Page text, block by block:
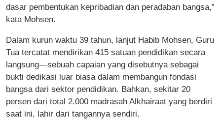
dasar pembentukan kepribadian dan peradaban bangsa,”
kata Mohsen.
Dalam kurun waktu 39 tahun, lanjut Habib Mohsen, Guru
Tua tercatat mendirikan 415 satuan pendidikan secara
langsung—sebuah capaian yang disebutnya sebagai
bukti dedikasi luar biasa dalam membangun fondasi
bangsa dari sektor pendidikan. Bahkan, sekitar 20
persen dari total 2.000 madrasah Alkhairaat yang berdiri
saat ini, lahir dari tangannya sendiri.